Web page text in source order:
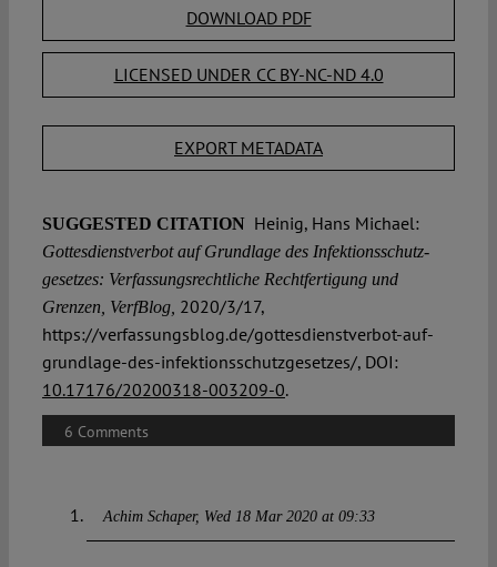
DOWNLOAD PDF
LICENSED UNDER CC BY-NC-ND 4.0
EXPORT METADATA
SUGGESTED CITATION Heinig, Hans Michael:
Gottesdienstverbot auf Grundlage des Infektions­schutz­
gesetzes: Verfassungsrechtliche Rechtfertigung und
Grenzen, VerfBlog, 2020/3/17,
https://verfassungsblog.de/gottesdienstverbot-auf-
grundlage-des-infektionsschutzgesetzes/, DOI:
10.17176/20200318-003209-0.
6 Comments
Achim Schaper Wed 18 Mar 2020 at 09:33